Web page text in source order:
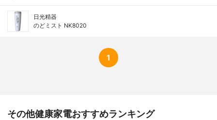
日光精器
のどミスト NK8020
1
その他健康家電おすすめランキング